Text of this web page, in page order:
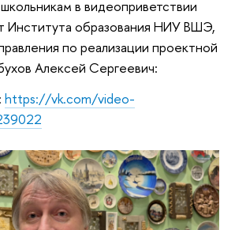
в видеоприветствии
Института образования НИУ ВШЭ,
по реализации проектной
Алексей Сергеевич:
https://vk.com/video-